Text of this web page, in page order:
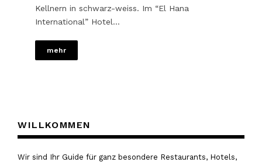
Kellnern in schwarz-weiss. Im “El Hana
International” Hotel…
mehr
WILLKOMMEN
Wir sind Ihr Guide für ganz besondere Restaurants, Hotels,